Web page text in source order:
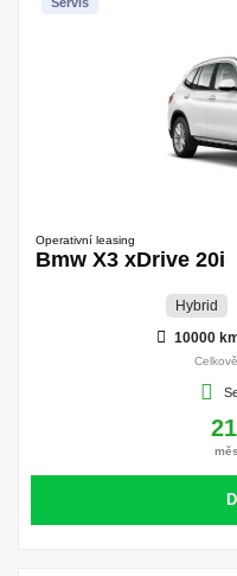
Operativní leasing
Bmw X3 xDrive 20i
Hybrid
10000